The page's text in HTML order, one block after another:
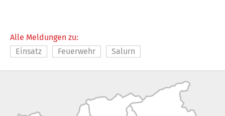
Alle Meldungen zu:
Einsatz
Feuerwehr Salurn